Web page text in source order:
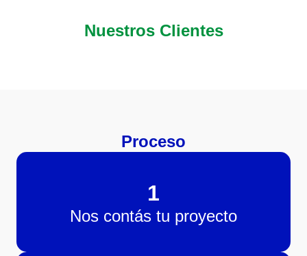
Nuestros Clientes
Proceso
1
Nos contás tu proyecto